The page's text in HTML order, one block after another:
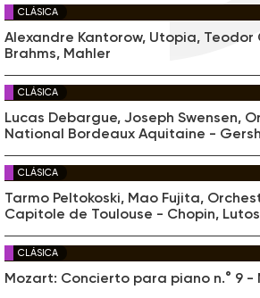
CLÁSICA
Alexandre Kantorow, Utopia, Teodor
Brahms, Mahler
CLÁSICA
Lucas Debargue, Joseph Swensen,
National Bordeaux Aquitaine -
CLÁSICA
Tarmo Peltokoski, Mao Fujita,
Capitole de Toulouse - Chopin,
CLÁSICA
Mozart: Concierto para piano n.° 9 -